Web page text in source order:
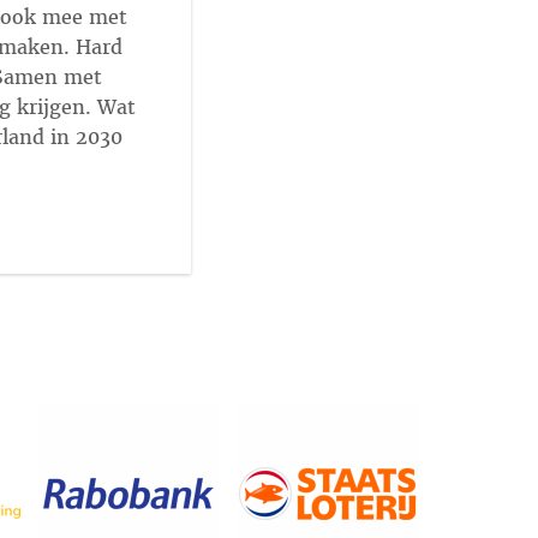
mee met
Hard
met
krijgen. Wat
in 2030